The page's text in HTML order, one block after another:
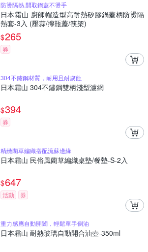
防燙隔熱,開取鍋蓋不燙手
日本霜山 廚師帽造型高耐熱矽膠鍋蓋柄防燙隔
熱套-3入 (壓蒜/擰瓶蓋/筷架)
$265
券
304不鏽鋼材質，耐用且耐腐蝕
日本霜山 304不鏽鋼雙柄淺型濾網
$394
券
精緻藺草編織搭配流蘇邊緣
日本霜山 民俗風藺草編織桌墊/餐墊-S-2入
$647
活動 券
重力感應自動開闔，輕鬆單手倒油
日本霜山 耐熱玻璃自動開合油壺-350ml